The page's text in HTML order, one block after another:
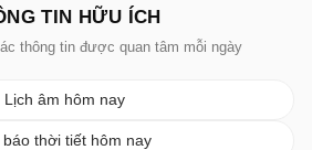
TIN HỮU ÍCH
thông tin được quan tâm mỗi ngày
Lịch âm hôm nay
báo thời tiết hôm nay